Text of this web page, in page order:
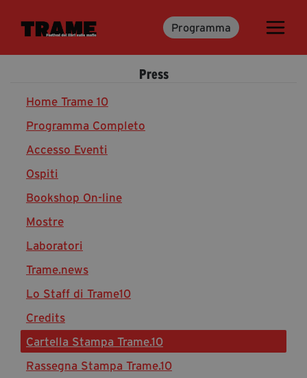
Programma
Trame.15
Libri | Trame.15
Media & Press
News & Kit
Accrediti Stampa | Trame.15
Cartella Stampa
Rassegna Stampa
Partecipa
Diventa Partner
Sostienici
Press
Home Trame 10
Programma Completo
Accesso Eventi
Ospiti
Bookshop On-line
Mostre
Laboratori
Trame.news
Lo Staff di Trame10
Credits
Cartella Stampa Trame.10
Rassegna Stampa Trame.10